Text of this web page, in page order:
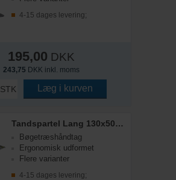
4-15 dages levering;
195,00 DKK
243,75 DKK inkl. moms
STK Læg i kurven
Tandspartel Lang 130x500x6mm
Bøgetræshåndtag
Ergonomisk udformet
Flere varianter
4-15 dages levering;